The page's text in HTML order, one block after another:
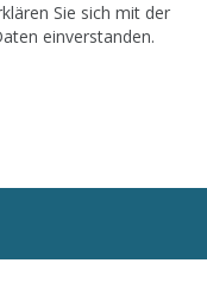
Sie sich mit der
einverstanden.